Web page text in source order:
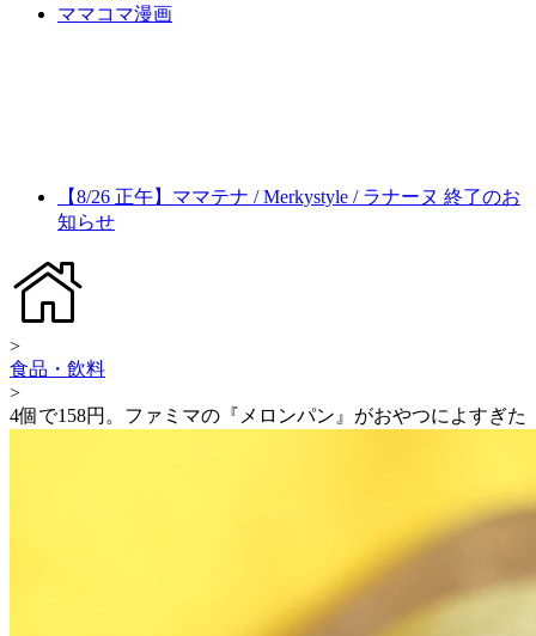
ママコマ漫画
【8/26 正午】ママテナ / Merkystyle / ラナーヌ 終了のお
知らせ
>
食品・飲料
>
4個で158円。ファミマの『メロンパン』がおやつによすぎた